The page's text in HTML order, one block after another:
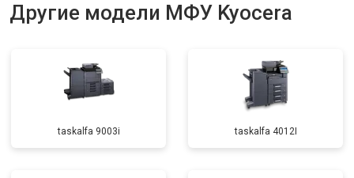
Другие модели МФУ Kyocera
taskalfa 9003i taskalfa 4012I